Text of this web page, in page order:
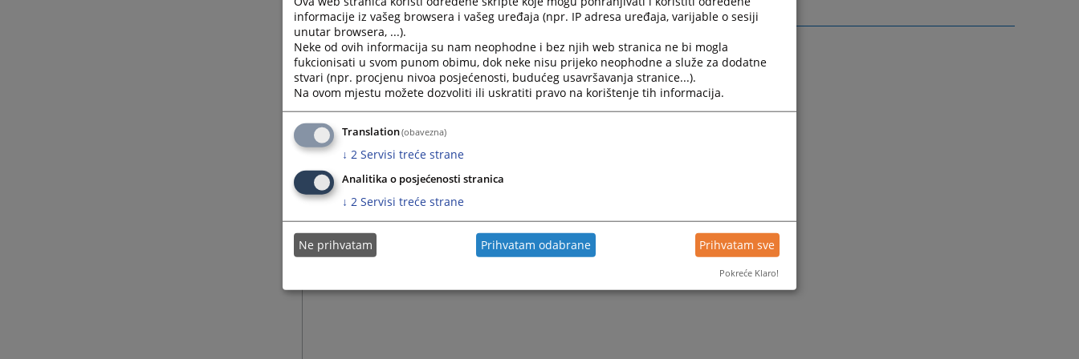
informacije iz vašeg browsera i vašeg uređaja (npr. IP adresa uređaja, varijable o sesiji
unutar browsera, ...).
Neke od ovih informacija su nam neophodne i bez njih web stranica ne bi mogla
fukcionisati u svom punom obimu, dok neke nisu prijeko neophodne a služe za dodatne
stvari (npr. procjenu nivoa posjećenosti, budućeg usavršavanja stranice...).
Na ovom mjestu možete dozvoliti ili uskratiti pravo na korištenje tih informacija.
Translation(obavezna)
↓ 2 Servisi treće strane
Analitika o posjećenosti stranica
↓ 2 Servisi treće strane
Ne prihvatam Prihvatam odabrane Prihvatam sve
Pokreće Klaro!